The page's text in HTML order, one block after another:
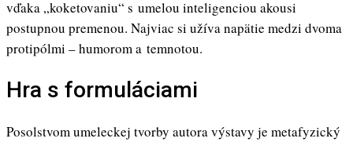
vďaka „koketovaniu“ s umelou inteligenciou akousi
postupnou premenou. Najviac si užíva napätie medzi dvoma
protipólmi – humorom a temnotou.
Hra s formuláciami
Posolstvom umeleckej tvorby autora výstavy je metafyzický